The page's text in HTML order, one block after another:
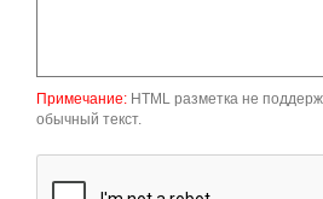
Примечание: HTML разметка не
обычный текст.